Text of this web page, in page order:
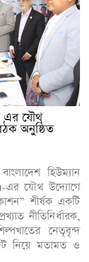
এর যৌথ
অনুষ্ঠিত
হিউম্যান
এর যৌথ উদ্যোগে
শীর্ষক একটি
নীতিনির্ধারক,
নেতৃবৃন্দ
নিয়ে মতামত ও